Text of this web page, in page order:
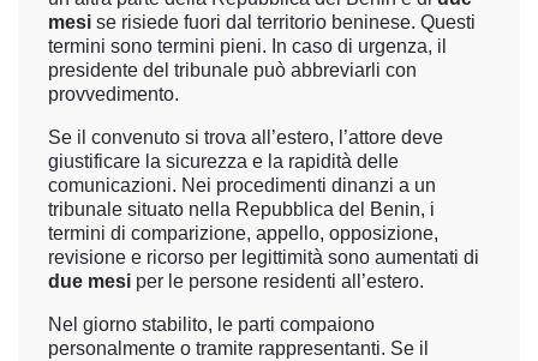
mesi se risiede fuori dal territorio beninese. Questi
termini sono termini pieni. In caso di urgenza, il
presidente del tribunale può abbreviarli con
provvedimento.
Se il convenuto si trova all’estero, l’attore deve
giustificare la sicurezza e la rapidità delle
comunicazioni. Nei procedimenti dinanzi a un
tribunale situato nella Repubblica del Benin, i
termini di comparizione, appello, opposizione,
revisione e ricorso per legittimità sono aumentati di
due mesi per le persone residenti all’estero.
Nel giorno stabilito, le parti compaiono
personalmente o tramite rappresentanti. Se il